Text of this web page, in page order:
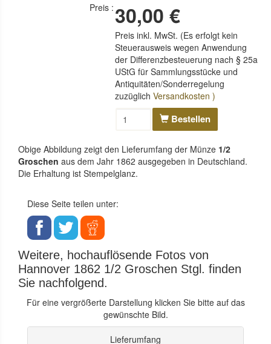
Preis : 30,00 €
Preis inkl. MwSt. (Es erfolgt kein
Steuerausweis wegen Anwendung
der Differenzbesteuerung nach § 25a
UStG für Sammlungsstücke und
Antiquitäten/Sonderregelung
zuzüglichVersandkosten )
Bestellen
Obige Abbildung zeigt den Lieferumfang der Münze 1/2
Groschen aus dem Jahr 1862 ausgegeben in Deutschland.
Die Erhaltung ist Stempelglanz.
Diese Seite teilen unter:
Weitere, hochauflösende Fotos von
Hannover 1862 1/2 Groschen Stgl. finden
Sie nachfolgend.
Für eine vergrößerte Darstellung klicken Sie bitte auf das
gewünschte Bild.
Lieferumfang